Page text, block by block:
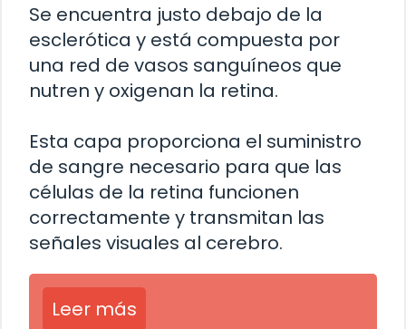
Se encuentra justo debajo de la
esclerótica y está compuesta por
una red de vasos sanguíneos que
nutren y oxigenan la retina.
Esta capa proporciona el suministro
de sangre necesario para que las
células de la retina funcionen
correctamente y transmitan las
señales visuales al cerebro.
Leer más